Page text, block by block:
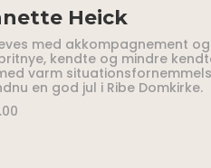
Heick
med akkompagnement og
kendte og mindre
varm
en god jul i Ribe Domkirke.